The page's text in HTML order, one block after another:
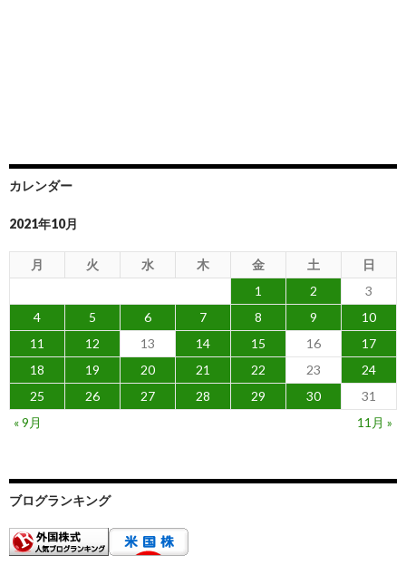
カレンダー
2021年10月
月 火 水 木 金 土
日
1
2
3
4
5 6 7 8 9
10
11
12 13 14 15 16
17
18
19 20 21 22 23
24
25
26 27 28 29 30
31
« 9月
11月 »
ブログランキング